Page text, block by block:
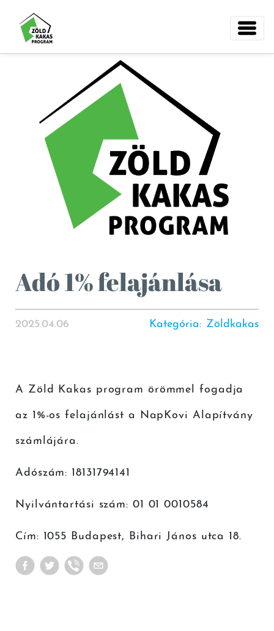
Adó 1% felajánlása
2025.04.06 Kategória: Zöldkakas
A Zöld Kakas program örömmel fogadja
az 1%-os felajánlást a NapKovi Alapítvány
számlájára.
Adószám: 18131794141
Nyilvántartási szám: 01 01 0010584
Cím: 1055 Budapest, Bihari János utca 18.